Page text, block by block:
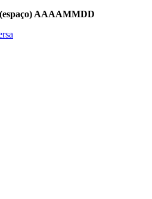
AAAAMMDD